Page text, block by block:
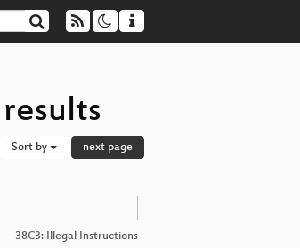
Sort by next page
38C3: Illegal Instructions